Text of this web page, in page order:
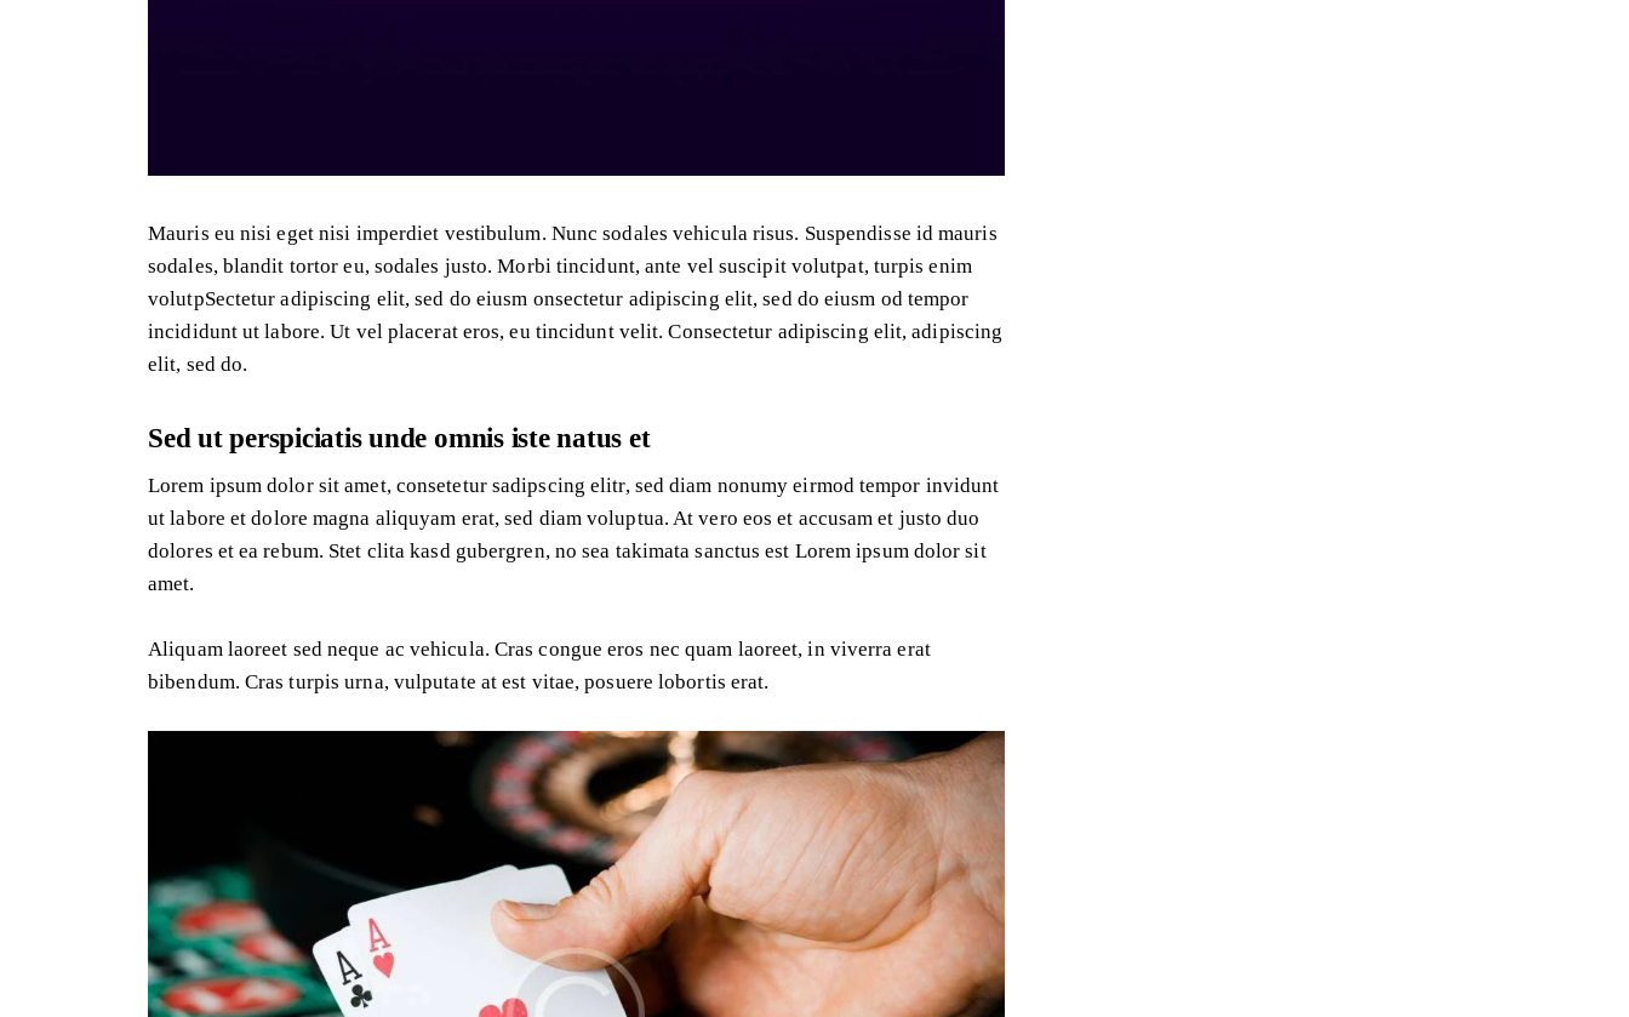
Mauris eu nisi eget nisi imperdiet vestibulum. Nunc sodales vehicula risus. Suspendisse id mauris
sodales, blandit tortor eu, sodales justo. Morbi tincidunt, ante vel suscipit volutpat, turpis enim
volutpSectetur adipiscing elit, sed do eiusm onsectetur adipiscing elit, sed do eiusm od tempor
incididunt ut labore. Ut vel placerat eros, eu tincidunt velit. Consectetur adipiscing elit, adipiscing
elit, sed do.
Sed ut perspiciatis unde omnis iste natus et
Lorem ipsum dolor sit amet, consetetur sadipscing elitr, sed diam nonumy eirmod tempor invidunt
ut labore et dolore magna aliquyam erat, sed diam voluptua. At vero eos et accusam et justo duo
dolores et ea rebum. Stet clita kasd gubergren, no sea takimata sanctus est Lorem ipsum dolor sit
amet.
Aliquam laoreet sed neque ac vehicula. Cras congue eros nec quam laoreet, in viverra erat
bibendum. Cras turpis urna, vulputate at est vitae, posuere lobortis erat.